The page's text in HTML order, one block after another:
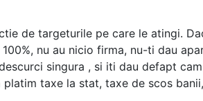
de targeturile pe care le atingi.
nu au nicio firma, nu-ti dau
singura , si iti dau defapt
taxe la stat, taxe de scos